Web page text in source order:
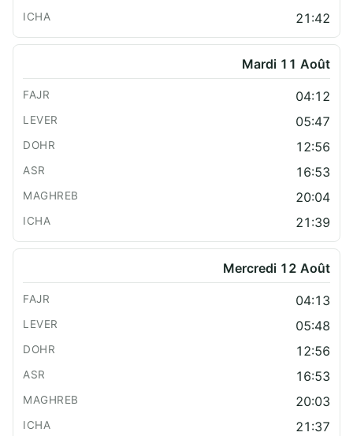
21:42
Mardi 11 Août
04:12
05:47
12:56
16:53
20:04
21:39
Mercredi 12 Août
04:13
05:48
12:56
16:53
20:03
21:37